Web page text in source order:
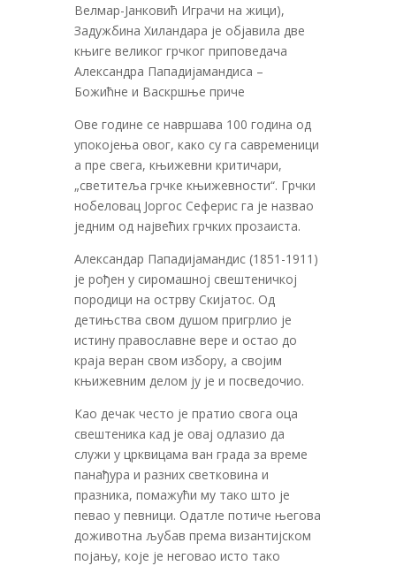
Велмар-Јанковић Играчи на жици),
Задужбина Хиландара је објавила две
књиге великог грчког приповедача
Александра Пападијамандиса –
Божићне и Васкршње приче
Ове године се навршава 100 година од
упокојења овог, како су га савременици
а пре свега, књижевни критичари,
„светитеља грчке књижевности“. Грчки
нобеловац Јоргос Сеферис га је назвао
једним од највећих грчких прозаиста.
Александар Пападијамандис (1851-1911)
је рођен у сиромашној свештеничкој
породици на острву Скијатос. Од
детињства свом душом пригрлио је
истину православне вере и остао до
краја веран свом избору, а својим
књижевним делом ју је и посведочио.
Као дечак често је пратио свога оца
свештеника кад је овај одлазио да
служи у црквицама ван града за време
панађура и разних светковина и
празника, помажући му тако што је
певао у певници. Одатле потиче његова
доживотна љубав према византијском
појању, које је неговао исто тако